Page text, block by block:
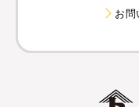
お問